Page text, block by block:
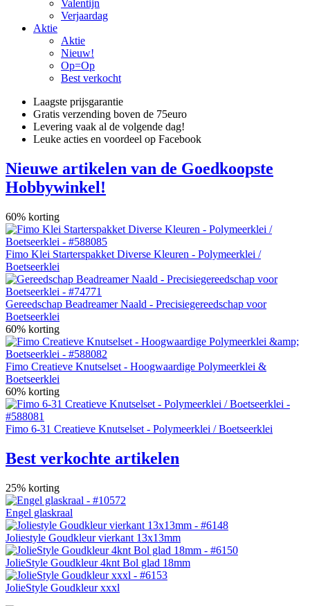
Valentijn
Verjaardag
Aktie
Aktie
Nieuw!
Op=Op
Best verkocht
Laagste prijsgarantie
Gratis verzending boven de 75euro
Levering vaak al de volgende dag!
Leuke acties en voordeel op Facebook
Nieuwe artikelen van de Goedkoopste
Hobbywinkel!
60% korting
Fimo Klei Starterspakket Diverse Kleuren - Polymeerklei /
Boetseerklei
Gereedschap Beadreamer Naald - Precisiegereedschap voor
Boetseerklei
60% korting
Fimo Creatieve Knutselset - Hoogwaardige Polymeerklei &
Boetseerklei
60% korting
Fimo 6-31 Creatieve Knutselset - Polymeerklei / Boetseerklei
Best verkochte artikelen
25% korting
Engel glaskraal
Joliestyle Goudkleur vierkant 13x13mm
JolieStyle Goudkleur 4knt Bol glad 18mm
JolieStyle Goudkleur xxxl